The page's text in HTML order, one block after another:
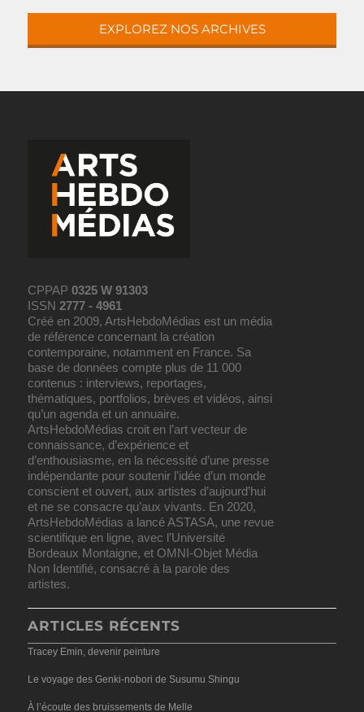
EXPLOREZ NOS ARCHIVES
CPPAP0325 W 91303
ISSN2777 - 4961
Créé en 2009, ArtsHebdoMédias est un média
de référence concernant la création
contemporaine, notamment en France. Sa
base de données compte plus de 11 000
contenus : interviews, reportages,
thématiques, portfolios, brèves et vidéos, ainsi
qu’un agenda et un annuaire.
ArtsHebdoMédias croit en l’art vecteur de
connaissance, d’expérience et
d’enthousiasme, en la nécessité d’une presse
indépendante pour soutenir l’idée d’un monde
conscient et ouvert, aux artistes d’aujourd’hui
et ne se consacre qu’aux vivants. En 2020,
ArtsHebdoMédias a lancé ASTASA, une revue
scientifique en ligne, avec l’Université
Bordeaux Montaigne, et OMNI-Objet Média
Non Identifié, consacré à la parole des
artistes.
ARTICLES RÉCENTS
Tracey Emin, devenir peinture
Le voyage des Genki-nobori de Susumu Shingu
À l’écoute des bruissements de Melle